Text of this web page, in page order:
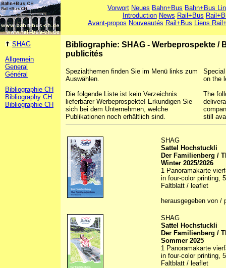
Vorwort Neues Bahn+Bus Bahn+Bus
Introduction News Rail+Bus
Avant-propos Nouveautés Rail+Bus Liens
SHAG
Allgemein
General
Général
Bibliographie CH
Bibliography CH
Bibliographie CH
Bibliographie: SHAG - Werbeprospekte /
publicités
Spezialthemen finden Sie im Menü links zum
Auswählen.
Die folgende Liste ist kein Verzeichnis
lieferbarer Werbeprospekte! Erkundigen Sie
sich bei dem Unternehmen, welche
Publikationen noch erhältlich sind.
on the
The
still
SHAG
Sattel Hochstuckli
Der Familienberg /
Winter 2025/2026
1 Panoramakarte
in four-color printing,
Faltblatt / leaflet
herausgegeben von /
SHAG
Sattel Hochstuckli
Der Familienberg /
Sommer 2025
1 Panoramakarte
in four-color printing,
Faltblatt / leaflet